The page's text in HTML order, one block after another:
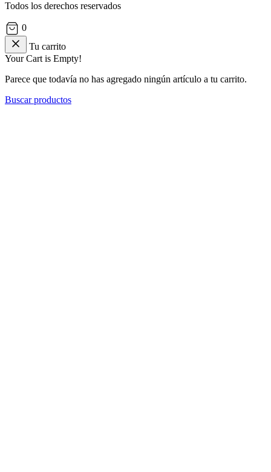
Todos los derechos reservados
0
Tu carrito
Your Cart is Empty!
Parece que todavía no has agregado ningún artículo a tu carrito.
Buscar productos